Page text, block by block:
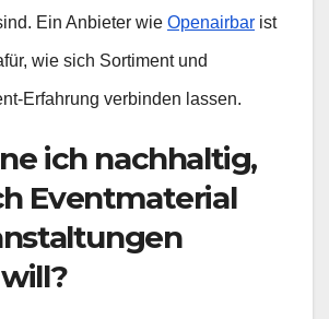
Ein Anbieter wie Openairbar ist
wie sich Sortiment und
Erfahrung verbinden lassen.
ich nachhaltig,
Eventmaterial